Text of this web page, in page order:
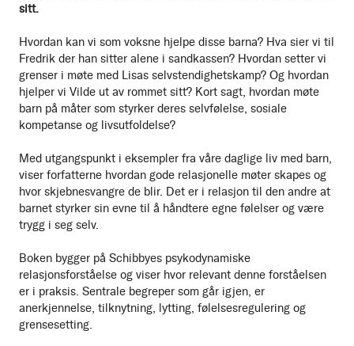
sitt.
Hvordan kan vi som voksne hjelpe disse barna? Hva sier vi til
Fredrik der han sitter alene i sandkassen? Hvordan setter vi
grenser i møte med Lisas selvstendighetskamp? Og hvordan
hjelper vi Vilde ut av rommet sitt? Kort sagt, hvordan møte
barn på måter som styrker deres selvfølelse, sosiale
kompetanse og livsutfoldelse?
Med utgangspunkt i eksempler fra våre daglige liv med barn,
viser forfatterne hvordan gode relasjonelle møter skapes og
hvor skjebnesvangre de blir. Det er i relasjon til den andre at
barnet styrker sin evne til å håndtere egne følelser og være
trygg i seg selv.
Boken bygger på Schibbyes psykodynamiske
relasjonsforståelse og viser hvor relevant denne forståelsen
er i praksis. Sentrale begreper som går igjen, er
anerkjennelse, tilknytning, lytting, følelsesregulering og
grensesetting.